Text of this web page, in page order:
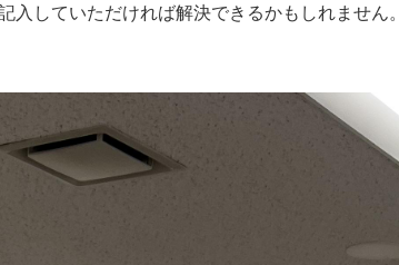
していただければ解決できるかもしれません。